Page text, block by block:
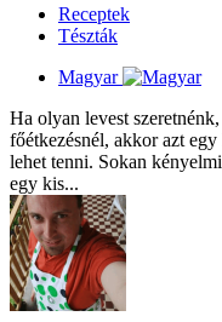
Receptek
Tészták
Magyar
Ha olyan levest
főétkezésnél, akkor azt
lehet tenni. Sokan
egy kis...